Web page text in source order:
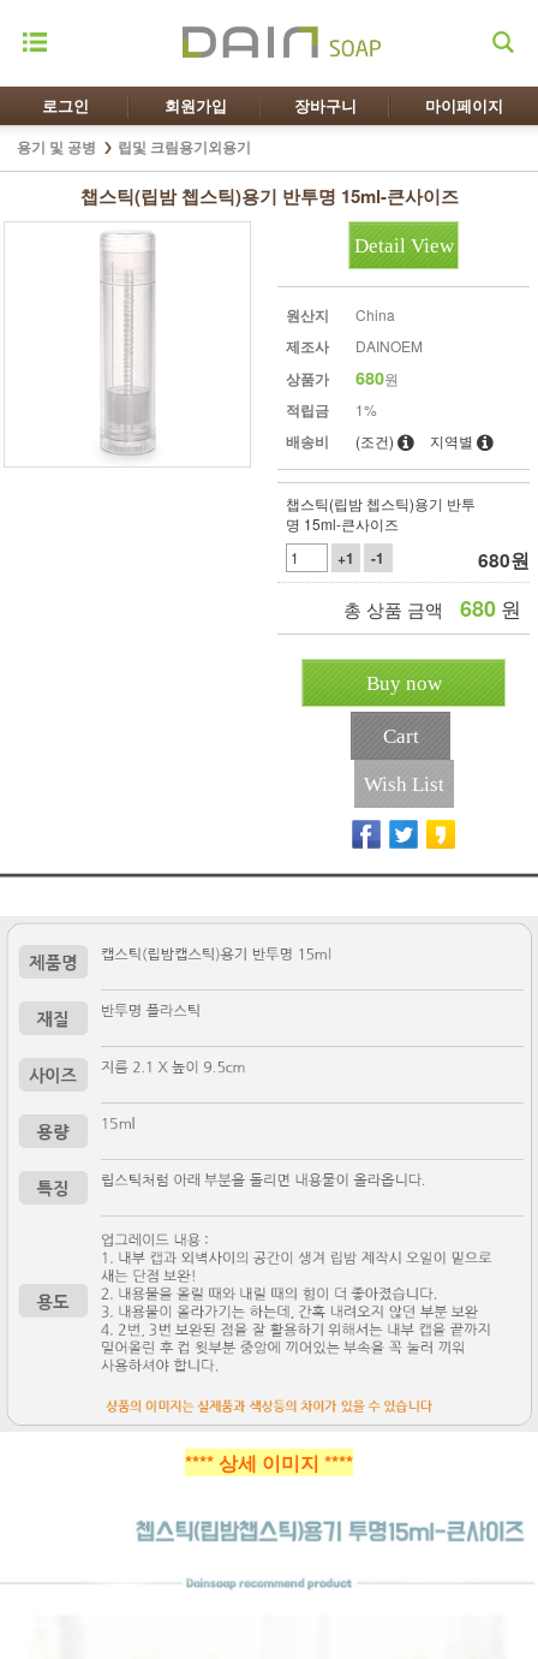
로그인 회원가입 장바구니 마이페이지
용기 및 공병 립및 크림용기외용기
챕스틱(립밤 쳅스틱)용기 반투명 15ml-큰사이즈
Detail View
원산지 China
제조사 DAINOEM
상품가 680원
적립금 1%
배송비 (조건) 지역별
챕스틱(립밤 쳅스틱)용기 반투
명 15ml-큰사이즈
+1 -1 680원
총 상품 금액 680 원
Buy now
Cart
Wish List
**** 상세 이미지 ****